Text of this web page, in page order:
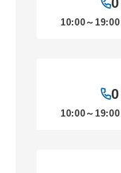
10:00～
10:00～